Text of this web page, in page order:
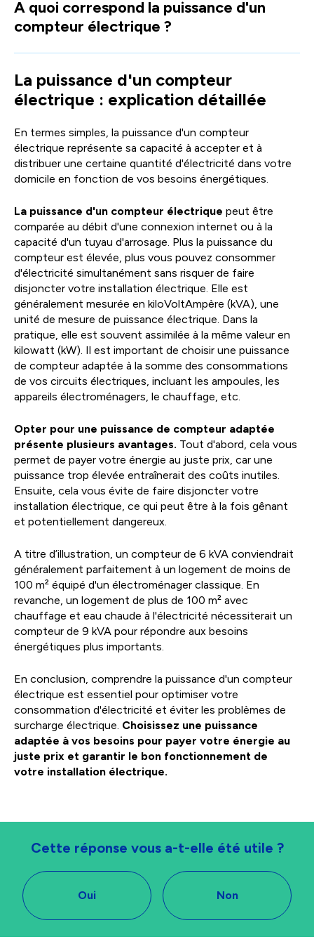
A quoi correspond la puissance d'un
compteur électrique ?
La puissance d'un compteur
électrique : explication détaillée
En termes simples, la puissance d'un compteur
électrique représente sa capacité à accepter et à
distribuer une certaine quantité d'électricité dans votre
domicile en fonction de vos besoins énergétiques.
La puissance d'un compteur électrique peut être
comparée au débit d'une connexion internet ou à la
capacité d'un tuyau d'arrosage. Plus la puissance du
compteur est élevée, plus vous pouvez consommer
d'électricité simultanément sans risquer de faire
disjoncter votre installation électrique. Elle est
généralement mesurée en kiloVoltAmpère (kVA), une
unité de mesure de puissance électrique. Dans la
pratique, elle est souvent assimilée à la même valeur en
kilowatt (kW). Il est important de choisir une puissance
de compteur adaptée à la somme des consommations
de vos circuits électriques, incluant les ampoules, les
appareils électroménagers, le chauffage, etc.
Opter pour une puissance de compteur adaptée
présente plusieurs avantages. Tout d'abord, cela vous
permet de payer votre énergie au juste prix, car une
puissance trop élevée entraînerait des coûts inutiles.
Ensuite, cela vous évite de faire disjoncter votre
installation électrique, ce qui peut être à la fois gênant
et potentiellement dangereux.
A titre d’illustration, un compteur de 6 kVA conviendrait
généralement parfaitement à un logement de moins de
100 m² équipé d'un électroménager classique. En
revanche, un logement de plus de 100 m² avec
chauffage et eau chaude à l'électricité nécessiterait un
compteur de 9 kVA pour répondre aux besoins
énergétiques plus importants.
En conclusion, comprendre la puissance d'un compteur
électrique est essentiel pour optimiser votre
consommation d'électricité et éviter les problèmes de
surcharge électrique. Choisissez une puissance
adaptée à vos besoins pour payer votre énergie au
juste prix et garantir le bon fonctionnement de
votre installation électrique.
Cette réponse vous a-t-elle été utile ?
Oui Non